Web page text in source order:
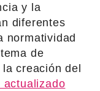
y la
diferentes
normatividad
de
creación del
actualizado